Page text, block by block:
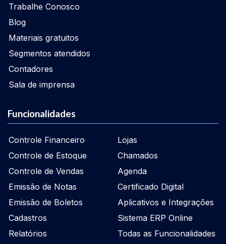
Trabalhe Conosco
Blog
Materiais gratuitos
Segmentos atendidos
Contadores
Sala de imprensa
Funcionalidades
Controle Financeiro
Controle de Estoque
Controle de Vendas
Emissão de Notas
Emissão de Boletos
Cadastros
Relatórios
Lojas
Chamados
Agenda
Certificado Digital
Aplicativos e Integrações
Sistema ERP Online
Todas as Funcionalidades